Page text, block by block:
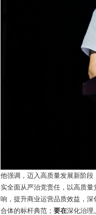
他强调，迈入高质量发展新阶段
实全面从严治党责任，以高质量
响，提升商业运营品质效益，
合体的标杆典范； 要在深化治理